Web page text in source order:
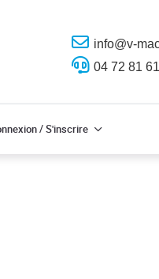
info@v-
04 72 81
/ S'inscrire
/ S'inscrire